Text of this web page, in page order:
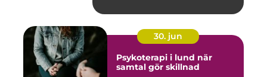
30. jun
Psykoterapi i lund när
samtal gör skillnad